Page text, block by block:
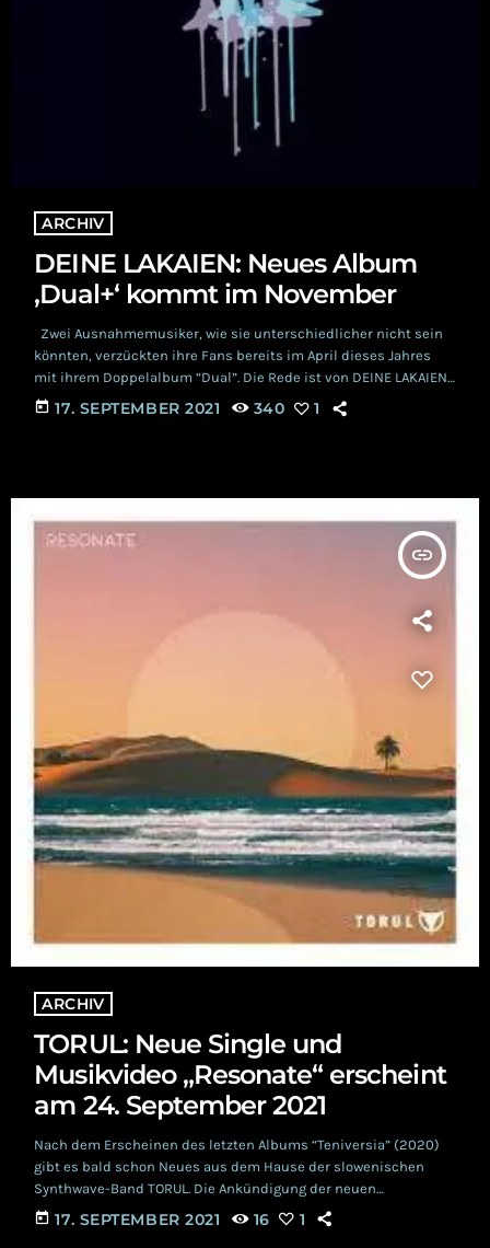
ARCHIV
DEINE LAKAIEN: Neues Album
‚Dual+‘ kommt im November
Zwei Ausnahmemusiker, wie sie unterschiedlicher nicht sein
könnten, verzückten ihre Fans bereits im April dieses Jahres
mit ihrem Doppelalbum “Dual”. Die Rede ist von DEINE LAKAIEN,
einem Musikprojekt, bestehend aus Sänger Alexander
Veljanov und dem Instrumentalisten Ernst Horn. Inspiriert von
wie “Forest Enter Exit”, “Winter […]
today 17. SEPTEMBER 2021 340 1
insert_link
ARCHIV
TORUL: Neue Single und
Musikvideo „Resonate“ erscheint
am 24. September 2021
Nach dem Erscheinen des letzten Albums “Teniversia” (2020)
gibt es bald schon Neues aus dem Hause der slowenischen
Synthwave-Band TORUL. Die Ankündigung der neuen
Single “Resonate” inkludiert auch ein neues Musikvideo. Beides
erscheint am 24. September 2021 und beweist, dass die Band
today 17. SEPTEMBER 2021 16 1